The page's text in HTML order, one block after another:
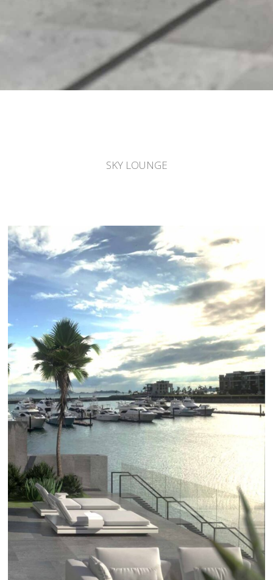
SKY LOUNGE